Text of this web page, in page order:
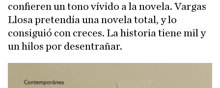
confieren un tono vívido a la novela. Vargas
Llosa pretendía una novela total, y lo
consiguió con creces. La historia tiene mil y
un hilos por desentrañar.